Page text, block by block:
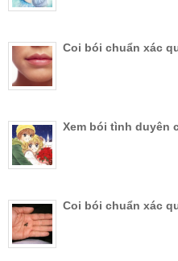
Coi bói chuẩn xác
Xem bói tình duyên
Coi bói chuẩn xác